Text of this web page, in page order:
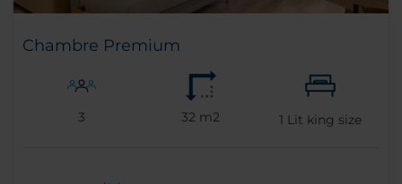
Chambre Premium
3 32 m2 1 Lit king size